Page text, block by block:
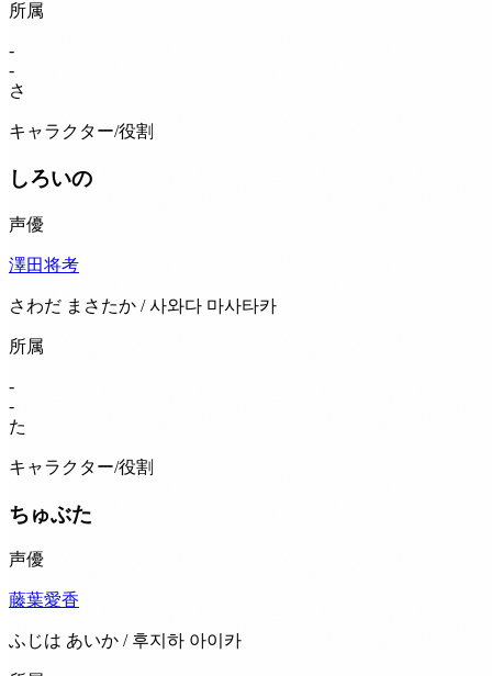
所属
-
-
さ
キャラクター/役割
しろいの
声優
澤田将考
さわだ まさたか / 사와다 마사타카
所属
-
-
た
キャラクター/役割
ちゅぶた
声優
藤葉愛香
ふじは あいか / 후지하 아이카